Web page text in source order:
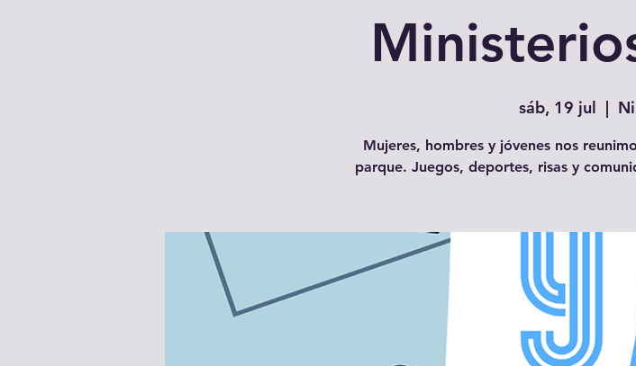
sáb, 19 jul
  |
Mujeres, hombres y jóvenes nos
parque. Juegos, deportes, risas y